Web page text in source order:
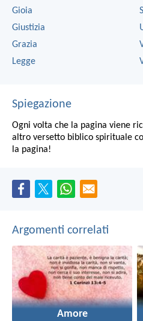
Gioia
Giustizia
Grazia
Legge
Spiegazione
Ogni volta che la pagina viene
altro versetto biblico spirituale
la pagina!
Argomenti correlati
Amore